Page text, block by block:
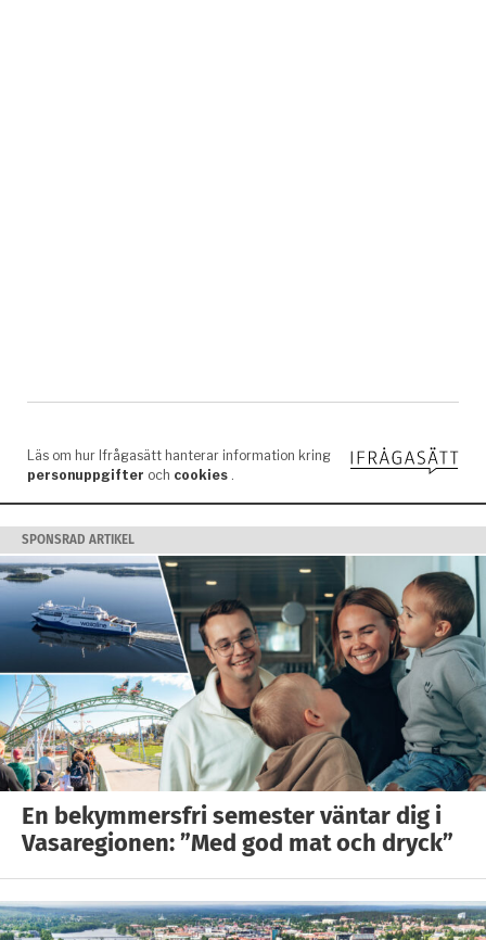
SPONSRAD ARTIKEL
En bekymmersfri semester väntar dig i
Vasaregionen: ”Med god mat och dryck”